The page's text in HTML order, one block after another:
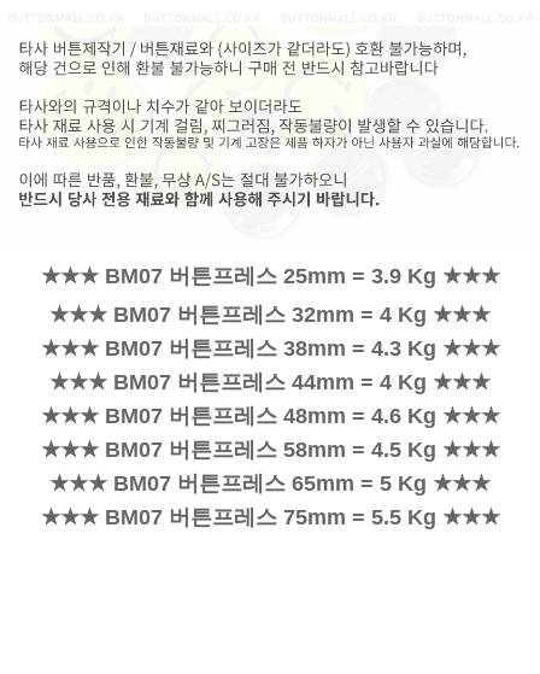
★★★ BM07 버튼프레스 25mm = 3.9 Kg ★★★
★★★ BM07 버튼프레스 32mm = 4 Kg ★★★
★★★ BM07 버튼프레스 38mm = 4.3 Kg ★★★
★★★ BM07 버튼프레스 44mm = 4 Kg ★★★
★★★ BM07 버튼프레스 48mm = 4.6 Kg ★★★
★★★ BM07 버튼프레스 58mm = 4.5 Kg ★★★
★★★ BM07 버튼프레스 65mm = 5 Kg ★★★
★★★ BM07 버튼프레스 75mm = 5.5 Kg ★★★